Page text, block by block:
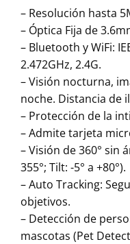
– Resolución hasta
– Óptica Fija de
– Bluetooth y WiFi:
2.472GHz, 2.4G.
– Visión nocturna,
noche. Distancia de
– Protección de la
– Admite tarjeta
– Visión de 360° sin
355°; Tilt: -5° a +80°).
– Auto Tracking:
objetivos.
– Detección de
mascotas (Pet